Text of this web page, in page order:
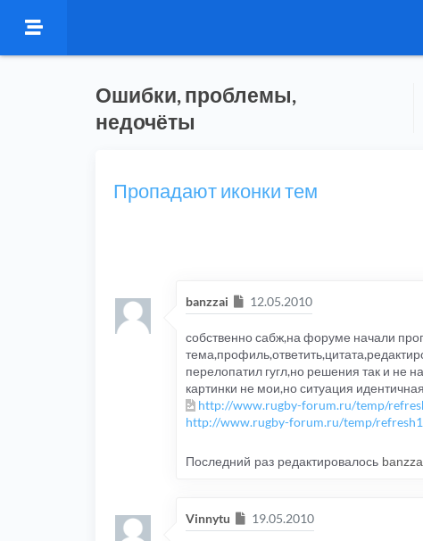
Ошибки, проблемы,
недочёты
Пропадают иконки тем
banzzai Сообщение
12.05.2010
собственно сабж,на форуме начали
перелопатил гугл,но решения так и не
картинки не мои,но ситуация идентичная
http://www.rugby-forum.ru/temp/
http://www.rugby-forum.ru/temp/refresh1
Последний раз редактировалось
Vinnytu Сообщение
19.05.2010